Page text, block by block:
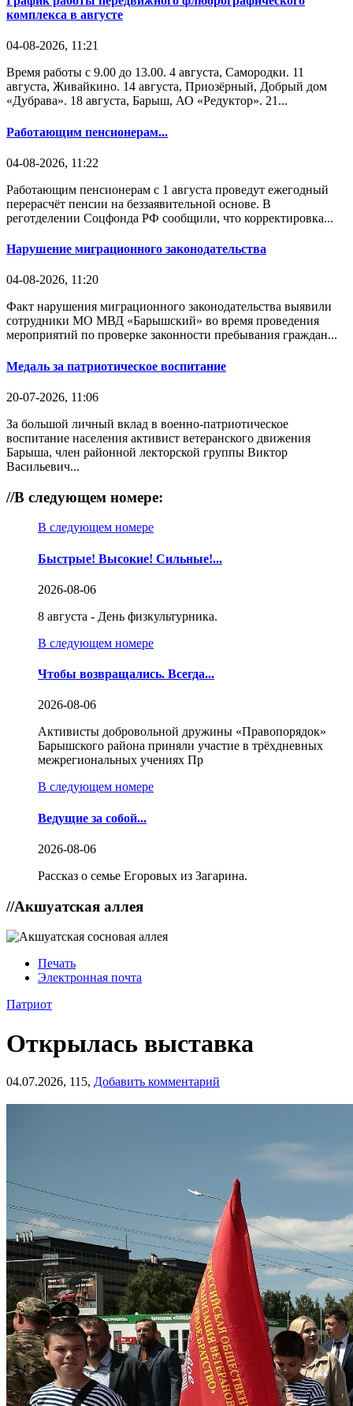
комплекса в августе
04-08-2026, 11:21
Время работы с 9.00 до 13.00. 4 августа, Самородки. 11
августа, Живайкино. 14 августа, Приозёрный, Добрый дом
«Дубрава». 18 августа, Барыш, АО «Редуктор». 21...
Работающим пенсионерам...
04-08-2026, 11:22
Работающим пенсионерам с 1 августа проведут ежегодный
перерасчёт пенсии на беззаявительной основе. В
реготделении Соцфонда РФ сообщили, что корректировка...
Нарушение миграционного законодательства
04-08-2026, 11:20
Факт нарушения миграционного законодательства выявили
сотрудники МО МВД «Барышский» во время проведения
мероприятий по проверке законности пребывания граждан...
Медаль за патриотическое воспитание
20-07-2026, 11:06
За большой личный вклад в военно-патриотическое
воспитание населения активист ветеранского движения
Барыша, член районной лекторской группы Виктор
Васильевич...
//В следующем номере:
В следующем номере
Быстрые! Высокие! Сильные!...
2026-08-06
8 августа - День физкультурника.
В следующем номере
Чтобы возвращались. Всегда...
2026-08-06
Активисты добровольной дружины «Правопорядок»
Барышского района приняли участие в трёхдневных
межрегиональных учениях Пр
В следующем номере
Ведущие за собой...
2026-08-06
Рассказ о семье Егоровых из Загарина.
//Акшуатская аллея
Печать
Электронная почта
Патриот
Открылась выставка
04.07.2026, 115, Добавить комментарий